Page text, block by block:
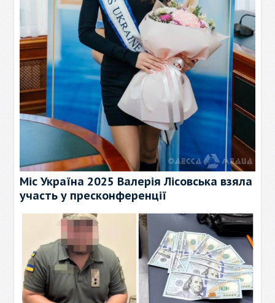
Міс Україна 2025 Валерія Лісовська взяла
участь у пресконференції